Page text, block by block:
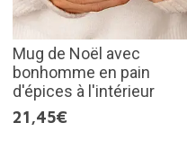
Mug de Noël avec
bonhomme en pain
d'épices à l'intérieur
21,45€